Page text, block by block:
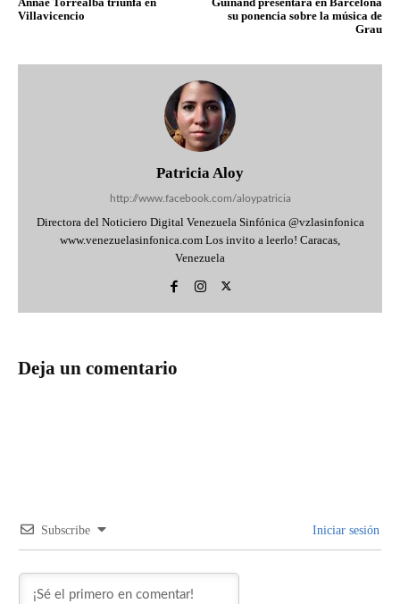
Villavicencio
su ponencia sobre la música de
Grau
Patricia Aloy
http://www.facebook.com/aloypatricia
Directora del Noticiero Digital Venezuela Sinfónica @vzlasinfonica
www.venezuelasinfonica.com Los invito a leerlo! Caracas,
Venezuela
Deja un comentario
Subscribe Iniciar sesión